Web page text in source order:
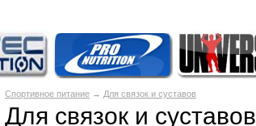
Спортивное питание → Для связок и суставов
Для связок и суставов